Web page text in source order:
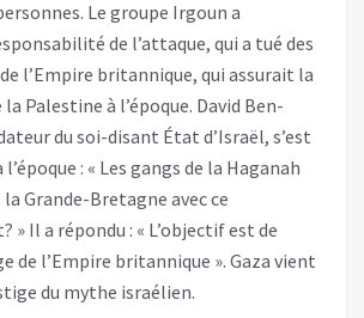
Le groupe Irgoun a
de l’attaque, qui a tué des
l’Empire britannique, qui assurait la
Palestine à l’époque. David Ben-
du soi-disant État d’Israël, s’est
: « Les gangs de la Haganah
Grande-Bretagne avec ce
» Il a répondu : « L’objectif est de
de l’Empire britannique ». Gaza vient
du mythe israélien.